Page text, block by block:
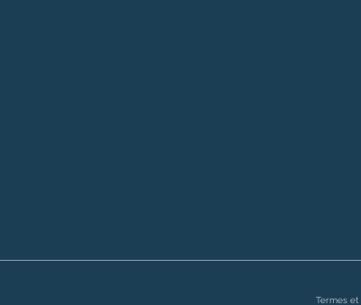
Termes et